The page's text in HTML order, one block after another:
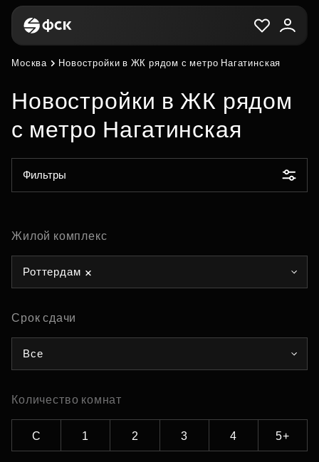
Москва Новостройки в ЖК рядом с метро Нагатинская
Новостройки в ЖК рядом
с метро Нагатинская
Фильтры
Жилой комплекс
Роттердам
Срок сдачи
Все
Количество комнат
С 1 2 3 4 5+